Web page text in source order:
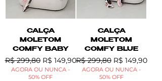
CALÇA
MOLETOM
COMFY BABY
Preço normal
R$ 299,80 Preço promocional
R$ 149,90
AGORA OU NUNCA -
50% OFF
CALÇA
MOLETOM
COMFY BLUE
Preço normal
R$ 299,80 Preço
R$ 149,90
AGORA OU NUNCA -
50% OFF